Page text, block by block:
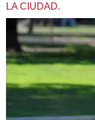
LA CIUDAD.